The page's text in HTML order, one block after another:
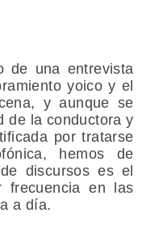
de una entrevista
yoico y el
y aunque se
de la conductora y
por tratarse
hemos de
discursos es el
frecuencia en las
a día.